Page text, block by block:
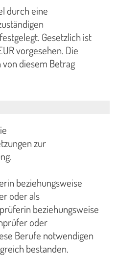
durch eine
Gesetzlich ist
vorgesehen. Die
diesem Betrag
zur
beziehungsweise
oder als
beziehungsweise
oder
Berufe notwendigen
bestanden.